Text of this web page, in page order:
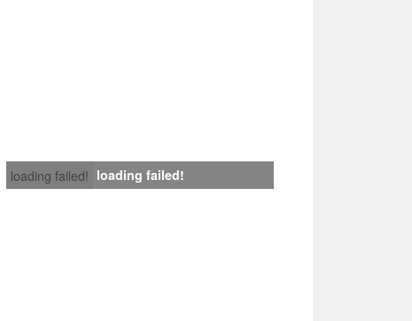
loading failed! loading failed!